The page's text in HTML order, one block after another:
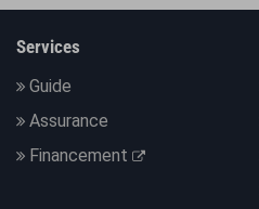
Services
Guide
Assurance
Financement